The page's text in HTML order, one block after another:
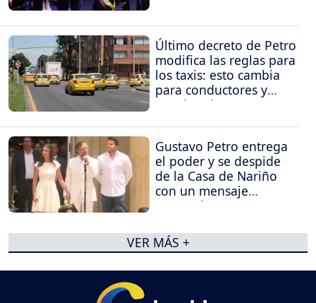
Último decreto de Petro
modifica las reglas para
los taxis: esto cambia
para conductores y
propietarios
Gustavo Petro entrega
el poder y se despide
de la Casa de Nariño
con un mensaje
contundente
VER MÁS +